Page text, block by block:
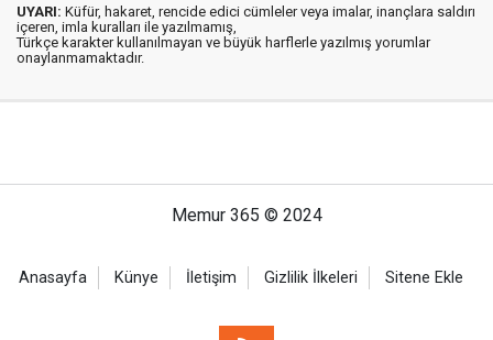
UYARI: Küfür, hakaret, rencide edici cümleler veya imalar, inançlara saldırı
içeren, imla kuralları ile yazılmamış,
Türkçe karakter kullanılmayan ve büyük harflerle yazılmış yorumlar
onaylanmamaktadır.
Memur 365 © 2024
Anasayfa Künye İletişim Gizlilik İlkeleri Sitene Ekle